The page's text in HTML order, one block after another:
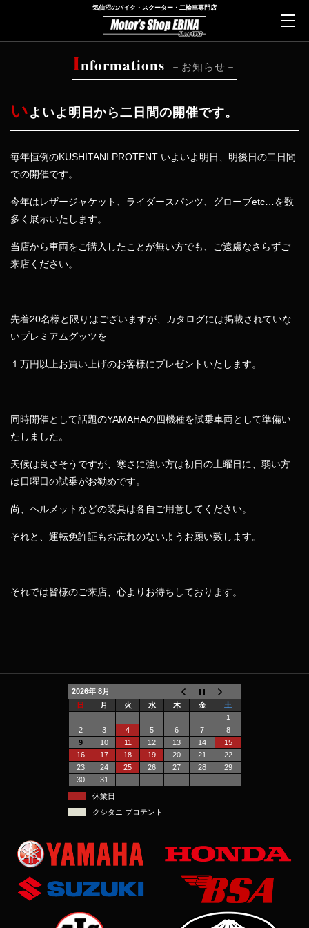
気仙沼のバイク・スクーター・二輪車専門店
Informations お知らせ
い よいよ明日から二日間の開催です。
毎年恒例のKUSHITANI PROTENT いよいよ明日、明後日の二日間
での開催です。
今年はレザージャケット、ライダースパンツ、グローブetc…を数
多く展示いたします。
当店から車両をご購入したことが無い方でも、ご遠慮なさらずご
来店ください。
先着20名様と限りはございますが、カタログには掲載されていな
いプレミアムグッツを
１万円以上お買い上げのお客様にプレゼントいたします。
同時開催として話題のYAMAHAの四機種を試乗車両として準備い
たしました。
天候は良さそうですが、寒さに強い方は初日の土曜日に、弱い方
は日曜日の試乗がお勧めです。
尚、ヘルメットなどの装具は各自ご用意してください。
それと、運転免許証もお忘れのないようお願い致します。
それでは皆様のご来店、心よりお待ちしております。
2026年 8月
日
月 火 水 木 金
土
1
2
3 4 5 6 7
8
9
10 11 12 13 14
15
16
17 18 19 20 21
22
23
24 25 26 27 28
29
30
31
休業日
クシタニ プロテント